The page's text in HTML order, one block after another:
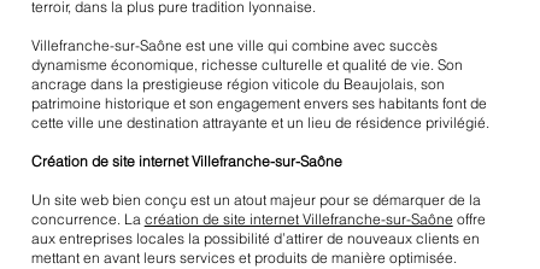
terroir, dans la plus pure tradition lyonnaise.
Villefranche-sur-Saône est une ville qui combine avec succès
dynamisme économique, richesse culturelle et qualité de vie. Son
ancrage dans la prestigieuse région viticole du Beaujolais, son
patrimoine historique et son engagement envers ses habitants font de
cette ville une destination attrayante et un lieu de résidence privilégié.
Création de site internet Villefranche-sur-Saône
Un site web bien conçu est un atout majeur pour se démarquer de la
concurrence. La création de site internet Villefranche-sur-Saône offre
aux entreprises locales la possibilité d’attirer de nouveaux clients en
mettant en avant leurs services et produits de manière optimisée.